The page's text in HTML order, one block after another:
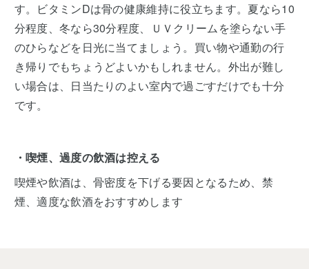
す。ビタミンDは骨の健康維持に役立ちます。夏なら10
分程度、冬なら30分程度、ＵＶクリームを塗らない手
のひらなどを日光に当てましょう。買い物や通勤の行
き帰りでもちょうどよいかもしれません。外出が難し
い場合は、日当たりのよい室内で過ごすだけでも十分
です。
・喫煙、過度の飲酒は控える
喫煙や飲酒は、骨密度を下げる要因となるため、禁
煙、適度な飲酒をおすすめします